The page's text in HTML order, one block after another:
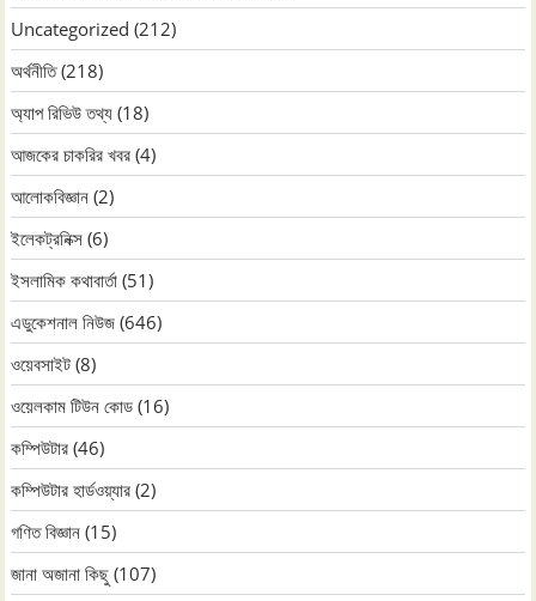
Uncategorized (212)
অর্থনীতি(218)
অ্যাপ রিভিউ তথ্য (18)
আজকের চাকরির খবর (4)
আলোকবিজ্ঞান (2)
ইলেকট্রনিক্স (6)
ইসলামিক কথাবার্তা (51)
এডুকেশনাল নিউজ (646)
ওয়েবসাইট (8)
ওয়েলকাম টিউন কোড (16)
কম্পিউটার (46)
কম্পিউটার হার্ডওয়্যার (2)
গণিত বিজ্ঞান (15)
জানা অজানা কিছু (107)